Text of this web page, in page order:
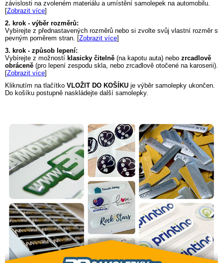
závislosti na zvoleném materiálu a umístění samolepek na automobilu.
[Zobrazit více]
2. krok - výběr rozměrů:
Vybírejte z přednastavených rozměrů nebo si zvolte svůj vlastní rozměr s
pevným poměrem stran. [Zobrazit více]
3. krok - způsob lepení:
Vybírejte z možností klasicky čitelně (na kapotu auta) nebo zrcadlově
obráceně (pro lepení zespodu skla, nebo zrcadlově otočené na karoserii).
[Zobrazit více]
Kliknutím na tlačítko VLOŽIT DO KOŠÍKU je výběr samolepky ukončen.
Do košíku postupně naskládejte další samolepky.